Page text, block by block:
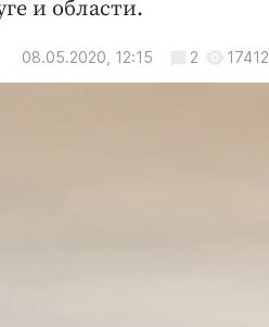
и области.
08.05.2020, 12:15 2 17412